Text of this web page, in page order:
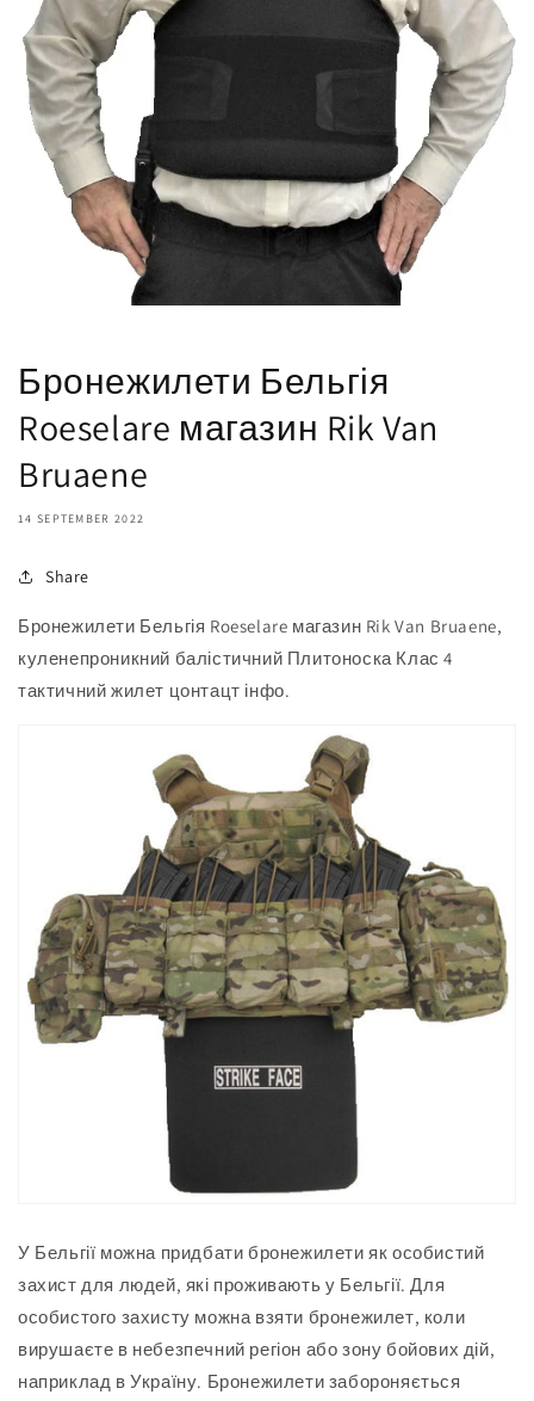
Бронежилети Бельгія
Roeselare магазин Rik Van
Bruaene
14 SEPTEMBER 2022
Share
Бронежилети Бельгія Roeselare магазин Rik Van Bruaene,
куленепроникний балістичний Плитоноска Клас 4
тактичний жилет цонтацт інфо.
У Бельгії можна придбати бронежилети як особистий
захист для людей, які проживають у Бельгії. Для
особистого захисту можна взяти бронежилет, коли
вирушаєте в небезпечний регіон або зону бойових дій,
наприклад в Україну. Бронежилети забороняється